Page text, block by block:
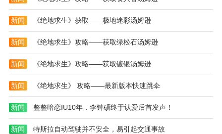
3.可以自由选择众多精彩的特效视频，轻松设置为手机
壁纸，还可以随时更换壁纸。
4.所有壁纸资源都可以直接查看和设置使用。只要在手
机上下载这个应用程序，就可以轻松自由地更换壁纸。
新闻 《绝地求生》获取——极地迷彩汤姆逊
新闻 《绝地求生》攻略——获取绿松石汤姆逊
新闻 《绝地求生》攻略——获取镀银汤姆逊
新闻 《绝地求生》 攻略——最新版本快速跳伞
新闻 整整暗恋IU10年，李钟硕终于认爱后首发声！
新闻 特斯拉自动驾驶并不安全，易引起交通事故